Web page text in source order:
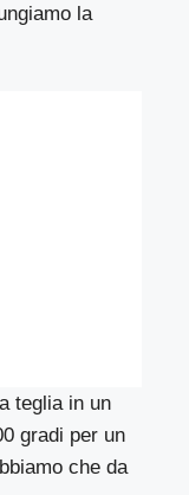
la
teglia in un
gradi per un
che da